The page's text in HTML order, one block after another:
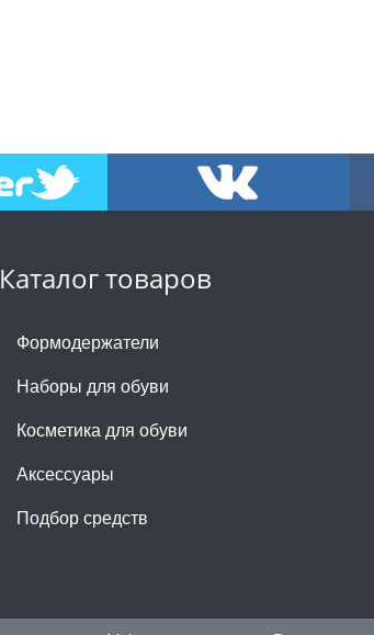
Каталог товаров
Формодержатели
Наборы для обуви
Косметика для обуви
Аксессуары
Подбор средств